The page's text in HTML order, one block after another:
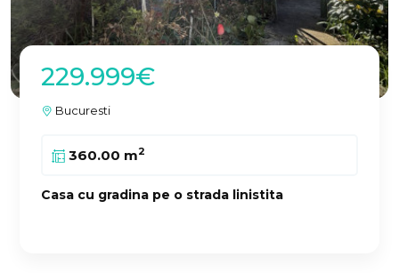
229.999€
Bucuresti
360.00 m2
Casa cu gradina pe o strada linistita